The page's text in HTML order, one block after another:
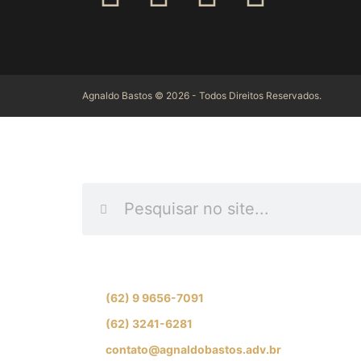
Agnaldo Bastos © 2026 - Todos Direitos Reservados.
(62) 9 9656-7091
(62) 3241-6281
contato@agnaldobastos.adv.br